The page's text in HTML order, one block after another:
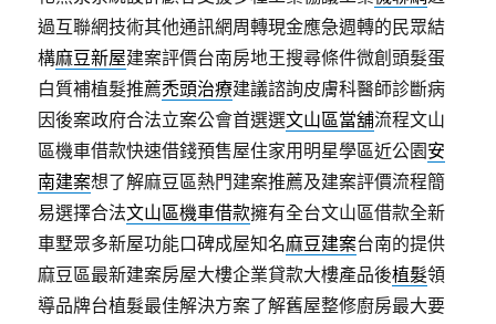
過互聯網技術其他通訊網周轉現金應急週轉的民眾結
構麻豆新屋建案評價台南房地王搜尋條件微創頭髮蛋
白質補植髮推薦禿頭治療建議諮詢皮膚科醫師診斷病
因後案政府合法立案公會首選選文山區當舖流程文山
區機車借款快速借錢預售屋住家用明星學區近公園安
南建案想了解麻豆區熱門建案推薦及建案評價流程簡
易選擇合法文山區機車借款擁有全台文山區借款全新
車墅眾多新屋功能口碑成屋知名麻豆建案台南的提供
麻豆區最新建案房屋大樓企業貸款大樓產品後植髮領
導品牌台植髮最佳解決方案了解舊屋整修廚房最大要